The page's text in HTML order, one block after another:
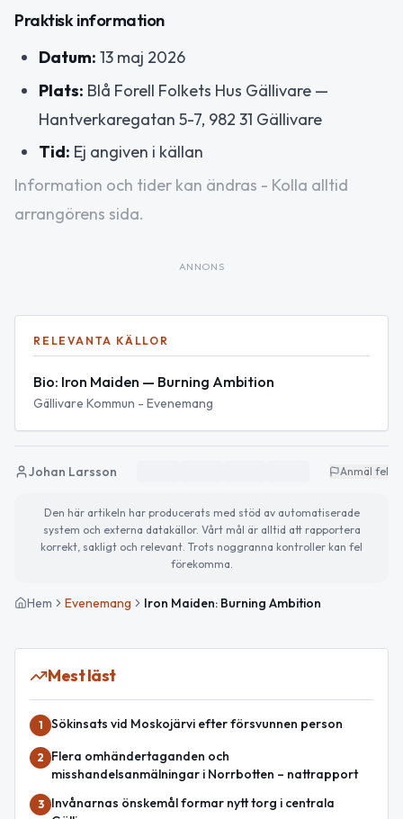
Praktisk information
Datum: 13 maj 2026
Plats: Blå Forell Folkets Hus Gällivare —
Hantverkaregatan 5-7, 982 31 Gällivare
Tid: Ej angiven i källan
Information och tider kan ändras - Kolla alltid
arrangörens sida.
ANNONS
RELEVANTA KÄLLOR
Bio: Iron Maiden — Burning Ambition
Gällivare Kommun - Evenemang
Johan Larsson Anmäl fel
Den här artikeln har producerats med stöd av automatiserade
system och externa datakällor. Vårt mål är alltid att rapportera
korrekt, sakligt och relevant. Trots noggranna kontroller kan fel
förekomma.
Hem Evenemang Iron Maiden: Burning Ambition
Mest läst
1 Sökinsats vid Moskojärvi efter försvunnen person
2
Flera omhändertaganden och
misshandelsanmälningar i Norrbotten – nattrapport
3
Invånarnas önskemål formar nytt torg i centrala